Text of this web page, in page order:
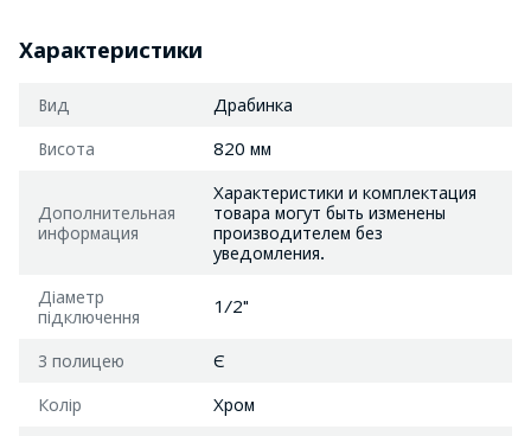
Характеристики
Вид Драбинка
Висота 820 мм
Дополнительная
информация
Характеристики и комплектация
товара могут быть изменены
производителем без
уведомления.
Діаметр
підключення
1/2"
З полицею Є
Колір Хром